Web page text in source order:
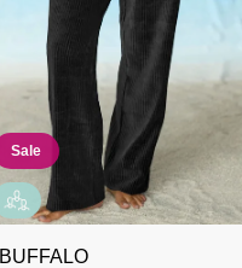
Sale
BUFFALO